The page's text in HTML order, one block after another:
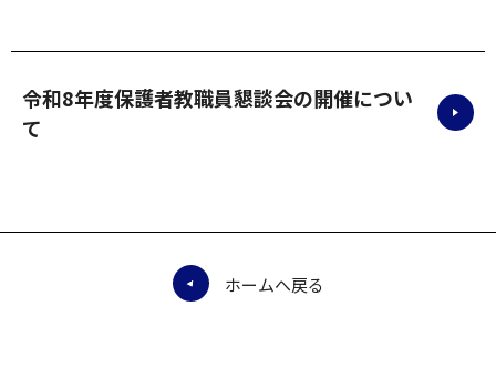
令和8年度保護者教職員懇談会の開催につい
て
ホームへ戻る